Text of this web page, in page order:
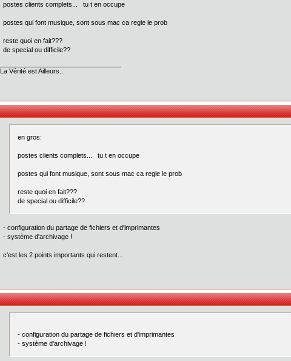
postes clients complets... tu t en occupe
postes qui font musique, sont sous mac ca regle le prob
reste quoi en fait???
de special ou difficile??
La Vérité est Ailleurs...
en gros:
postes clients complets... tu t en occupe
postes qui font musique, sont sous mac ca regle le prob
reste quoi en fait???
de special ou difficile??
- configuration du partage de fichiers et d'imprimantes
- système d'archivage !
c'est les 2 points importants qui restent...
- configuration du partage de fichiers et d'imprimantes
- système d'archivage !